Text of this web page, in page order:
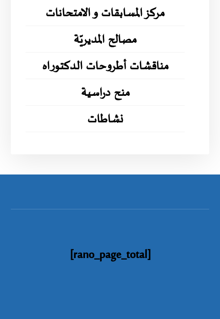
مركز المسابقات و الامتحانات
مصالح المديريّة
مناقشات أطروحات الدكتوراه
منح دراسية
نشاطات
[rano_page_total]